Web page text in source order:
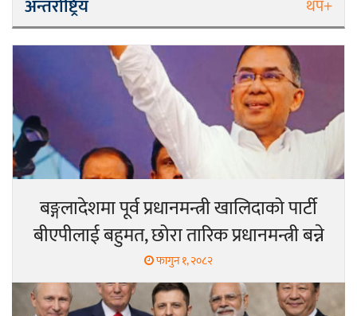
अन्तर्राष्ट्रिय थप+
बङ्गलादेशमा पूर्व प्रधानमन्त्री खालिदाको पार्टी
बीएपीलाई बहुमत, छोरा तारिक प्रधानमन्त्री बन्ने
फागुन १, २०८२